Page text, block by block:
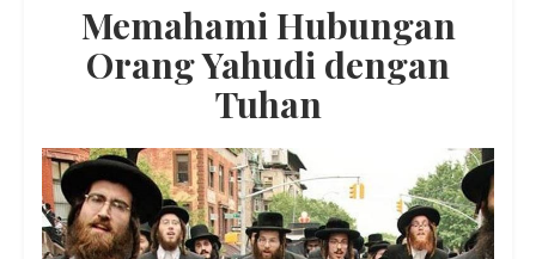
Memahami Hubungan
Orang Yahudi dengan
Tuhan